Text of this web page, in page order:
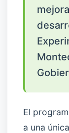
El
a una